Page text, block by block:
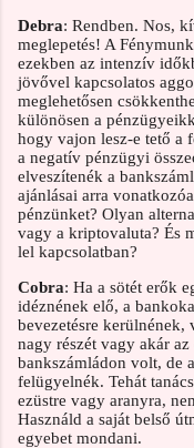
Debra: Rendben. Nos,
meglepetés! A
ezekben az intenzív
jövővel kapcsolatos
meglehetősen
különösen a
hogy vajon lesz-e tető a
a negatív pénzügyi
elveszítenék a
ajánlásai arra
pénzünket? Olyan
vagy a kriptovaluta? És
lel kapcsolatban?
Cobra: Ha a sötét erők
idéznének elő, a
bevezetésre kerülnének,
nagy részét vagy akár
bankszámládon volt, de
felügyelnék. Tehát
ezüstre vagy aranyra,
Használd a saját belső
egyebet mondani.